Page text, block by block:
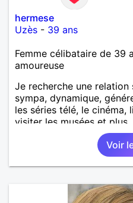
hermese
Uzès - 39 ans
Femme célibataire de 39
amoureuse
Je recherche une relation
sympa, dynamique,
les séries télé, le cinéma,
visiter les musées et plus.
Voir